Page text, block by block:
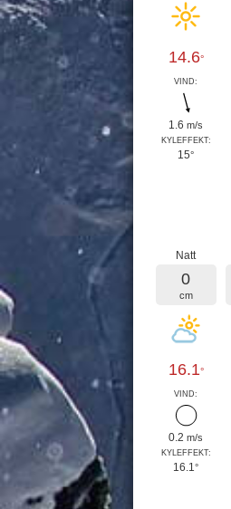
14.6°
VIND:
1.6m/s
KYLEFFEKT:
15°
Natt
0
cm
16.1°
VIND:
0.2m/s
KYLEFFEKT:
16.1°